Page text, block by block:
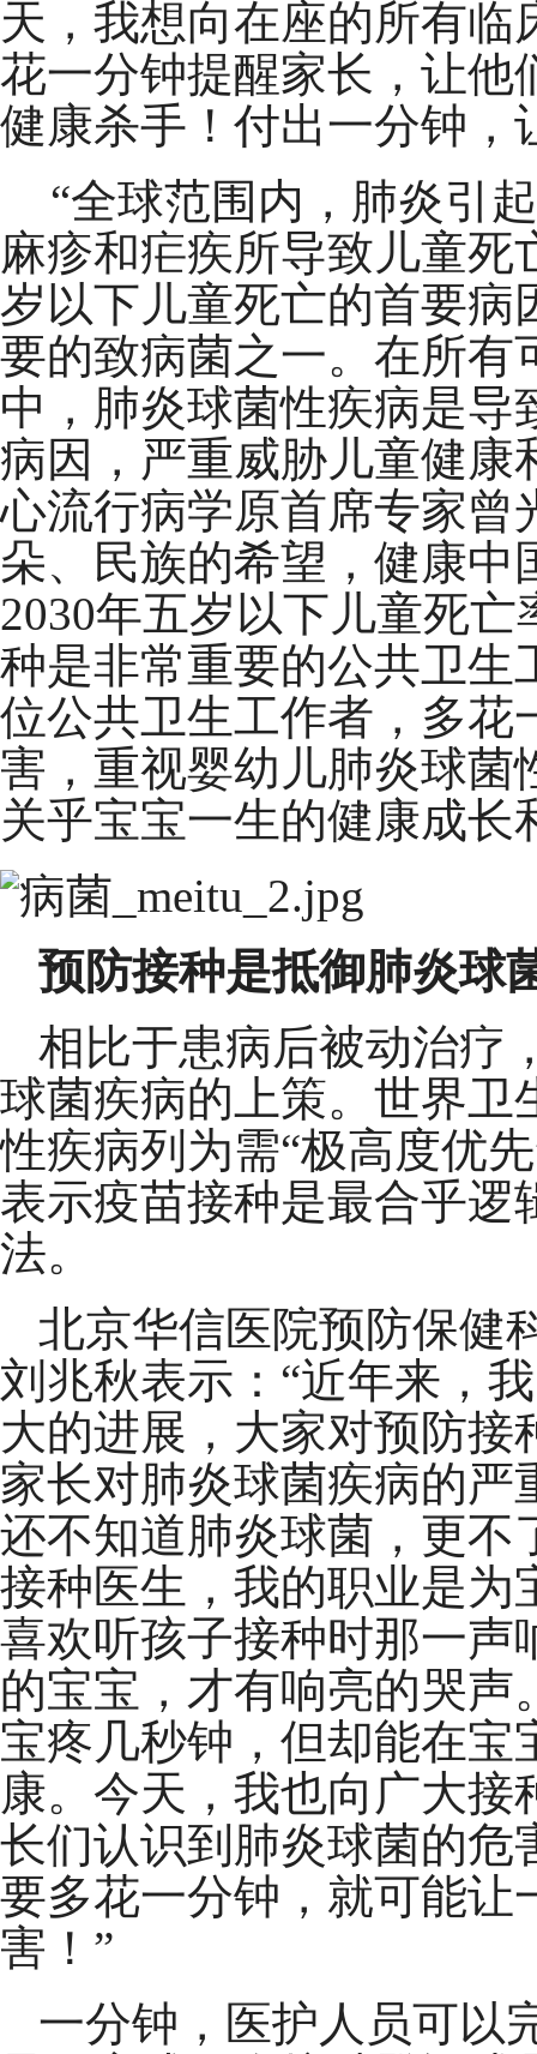
天，我想向在座的所有
花一分钟提醒家长，让他
健康杀手！付出一分钟，
“全球范围内，肺炎引
麻疹和疟疾所导致儿童
岁以下儿童死亡的首要病
要的致病菌之一。在所有
中，肺炎球菌性疾病是导
病因，严重威胁儿童健康
心流行病学原首席专家曾
朵、民族的希望，健康中
2030年五岁以下儿童死
种是非常重要的公共卫生
位公共卫生工作者，多花
害，重视婴幼儿肺炎球菌
关乎宝宝一生的健康成长
预防接种是抵御肺炎球
相比于患病后被动治疗
球菌疾病的上策。世界卫
性疾病列为需“极高度优
表示疫苗接种是最合乎逻
法。
北京华信医院预防保健
刘兆秋表示：“近年来，
大的进展，大家对预防
家长对肺炎球菌疾病的严
还不知道肺炎球菌，更不
接种医生，我的职业是为
喜欢听孩子接种时那一声
的宝宝，才有响亮的哭
宝疼几秒钟，但却能在
康。今天，我也向广大
长们认识到肺炎球菌的危
要多花一分钟，就可能让
害！”
一分钟，医护人员可以